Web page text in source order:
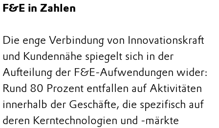
F&E in Zahlen
Die enge Verbindung von Innovationskraft
und Kundennähe spiegelt sich in der
Aufteilung der F&E-Aufwendungen wider:
Rund 80 Prozent entfallen auf Aktivitäten
innerhalb der Geschäfte, die spezifisch auf
deren Kerntechnologien und -märkte